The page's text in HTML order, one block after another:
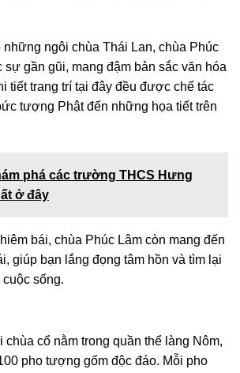
những ngôi chùa Thái Lan, chùa Phúc
gần gũi, mang đậm bản sắc văn hóa
tiết trang trí tại đây đều được chế tác
tượng Phật đến những họa tiết trên
phá các trường THCS Hưng
ở đây
bái, chùa Phúc Lâm còn mang đến
giúp bạn lắng đọng tâm hồn và tìm lại
sống.
chùa cổ nằm trong quần thể làng Nôm,
pho tượng gốm độc đáo. Mỗi pho